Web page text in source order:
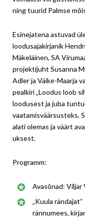
ning tuurid Palmse
Esinejatena astuvad
loodusajakirjanik
Mäkeläinen, SA
projektijuht Susanna
Adler ja Väike-Maarja
pealkiri „Loodus loob
loodusest ja juba
vaatamisväärsusteks.
alati olemas ja väärt
uksest.
Programm:
Avasõnad: Viljar
„Kuula
rännumees,